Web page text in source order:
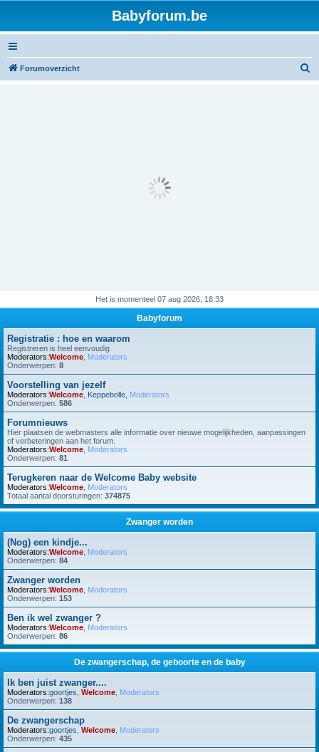
Babyforum.be
Forumoverzicht
Het is momenteel 07 aug 2026, 18:33
Babyforum
Registratie : hoe en waarom
Registreren is heel eenvoudig
Moderators:Welcome Moderators
Onderwerpen: 8
Voorstelling van jezelf
Moderators:Welcome Keppebolle Moderators
Onderwerpen: 586
Forumnieuws
Hier plaatsen de webmasters alle informatie over nieuwe mogelijkheden, aanpassingen
of verbeteringen aan het forum.
Moderators:Welcome Moderators
Onderwerpen: 81
Terugkeren naar de Welcome Baby website
Moderators:Welcome Moderators
Totaal aantal doorsturingen: 374875
Zwanger worden
(Nog) een kindje...
Moderators:Welcome Moderators
Onderwerpen: 84
Zwanger worden
Moderators:Welcome Moderators
Onderwerpen: 153
Ben ik wel zwanger ?
Moderators:Welcome Moderators
Onderwerpen: 86
De zwangerschap, de geboorte en de baby
Ik ben juist zwanger....
Moderators:goortjes Welcome Moderators
Onderwerpen: 138
De zwangerschap
Moderators:goortjes Welcome Moderators
Onderwerpen: 435